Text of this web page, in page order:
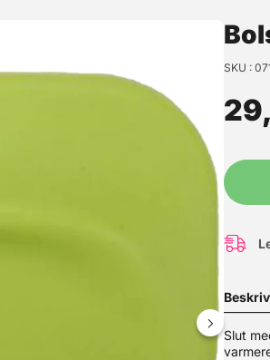
SKU
Slut